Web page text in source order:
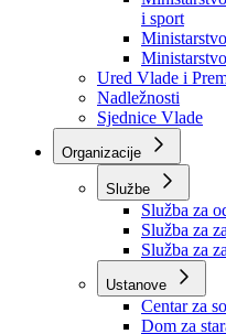
zaštitu
i sport
Ministarstvo
Ured Vlade i
Nadležnosti
Sjednice Vlade
Organizacije
Službe
Služba za
Služba za
Služba za